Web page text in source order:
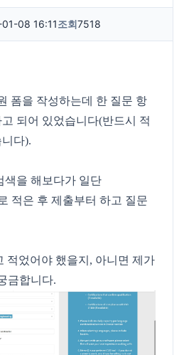
08 16:11조회7518
폼을 작성하는데 한 질문 항
고 되어 있었습니다(반드시 적
다).
색을 해보다가 일단
적은 후 제출부터 하고 질문
적었어야 했을지, 아니면 제가
금합니다.